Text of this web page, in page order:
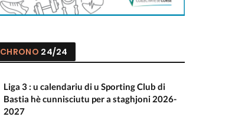
CHRONO 24/24
Liga 3 : u calendariu di u Sporting Club di
Bastia hè cunnisciutu per a staghjoni 2026-
2027